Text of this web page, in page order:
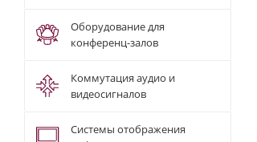
Оборудование для
конференц-залов
Коммутация аудио и
видеосигналов
Системы отображения